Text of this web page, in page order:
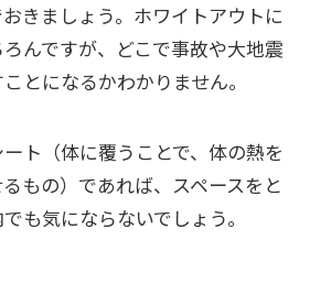
きましょう。ホワイトアウトに
んですが、どこで事故や大地震
とになるかわかりません。
ト（体に覆うことで、体の熱を
もの）であれば、スペースをと
も気にならないでしょう。